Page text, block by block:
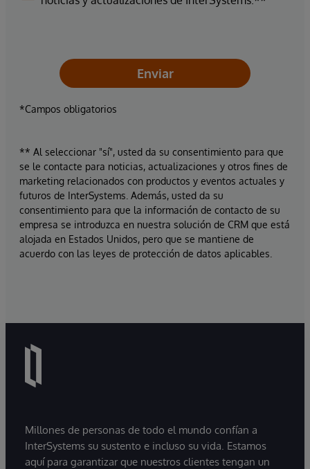
Enviar
*Campos obligatorios
** Al seleccionar "sí", usted da su consentimiento para que
se le contacte para noticias, actualizaciones y otros fines de
marketing relacionados con productos y eventos actuales y
futuros de InterSystems. Además, usted da su
consentimiento para que la información de contacto de su
empresa se introduzca en nuestra solución de CRM que está
alojada en Estados Unidos, pero que se mantiene de
acuerdo con las leyes de protección de datos aplicables.
Millones de personas de todo el mundo confían a
InterSystems su sustento e incluso su vida. Estamos
aquí para garantizar que nuestros clientes tengan un